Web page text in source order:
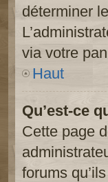
déterminer
via votre
Haut
Qu’est-ce
Cette page
forums